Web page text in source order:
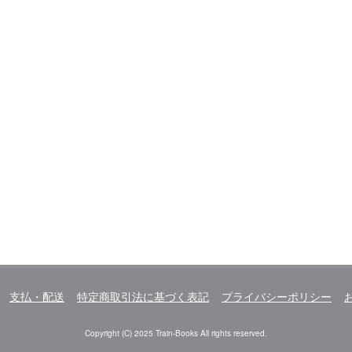
支払・配送 特定商取引法に基づく表記 プライバシーポリシー
Copyright (C) 2025 Train-Books All rights reserved.